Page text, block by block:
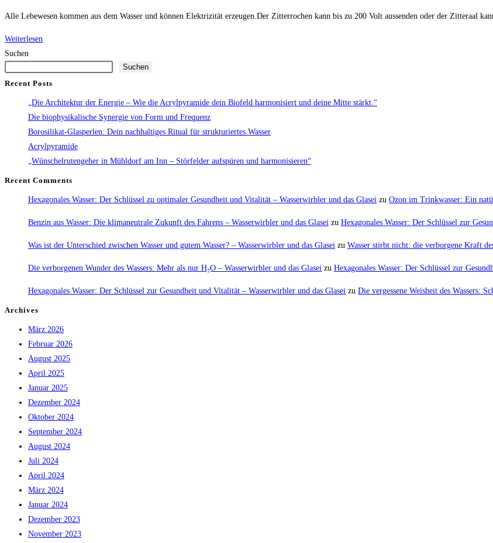
Alle Lebewesen kommen aus dem Wasser und können Elektrizität erzeugen.Der Zitterrochen kann bis zu 200 Volt aussenden oder der Zitteraal
Weiterlesen
aus
Suchen
Suchen
Recent Posts
„Die Architektur der Energie – Wie die Acrylpyramide dein Biofeld harmonisiert und deine Mitte stärkt.“
Die biophysikalische Synergie von Form und Frequenz
Borosilikat-Glasperlen: Dein nachhaltiges Ritual für strukturiertes Wasser
Acrylpyramide
„Wünschelrutengeher in Mühldorf am Inn – Störfelder aufspüren und harmonisieren“
Recent Comments
Hexagonales Wasser: Der Schlüssel zu optimaler Gesundheit und Vitalität – Wasserwirbler und das Glasei zu Ozon im Trinkwasser: Ein
Benzin aus Wasser: Die klimaneutrale Zukunft des Fahrens – Wasserwirbler und das Glasei zu Hexagonales Wasser: Der Schlüssel zur
Was ist der Unterschied zwischen Wasser und gutem Wasser? – Wasserwirbler und das Glasei zu Wasser stirbt nicht: die verborgene Kraft
Die verborgenen Wunder des Wassers: Mehr als nur H₂O – Wasserwirbler und das Glasei zu Hexagonales Wasser: Der Schlüssel zur
Hexagonales Wasser: Der Schlüssel zur Gesundheit und Vitalität – Wasserwirbler und das Glasei zu Die vergessene Weisheit des Wassers:
Archives
März 2026
Februar 2026
August 2025
April 2025
Januar 2025
Dezember 2024
Oktober 2024
September 2024
August 2024
Juli 2024
April 2024
März 2024
Januar 2024
Dezember 2023
November 2023